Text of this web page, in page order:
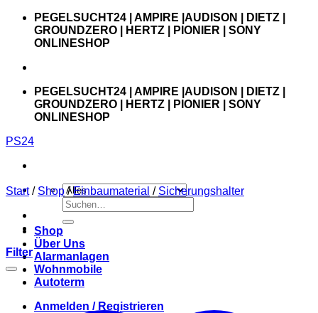
Zum
springen
PEGELSUCHT24 | AMPIRE |AUDISON | DIETZ |
GROUNDZERO | HERTZ | PIONIER | SONY
ONLINESHOP
PEGELSUCHT24 | AMPIRE |AUDISON | DIETZ |
GROUNDZERO | HERTZ | PIONIER | SONY
ONLINESHOP
PS24
Suchen
nach:
Shop
Über Uns
Alarmanlagen
Wohnmobile
Autoterm
Anmelden / Registrieren
Start / Shop / Einbaumaterial / Sicherungshalter
Filter